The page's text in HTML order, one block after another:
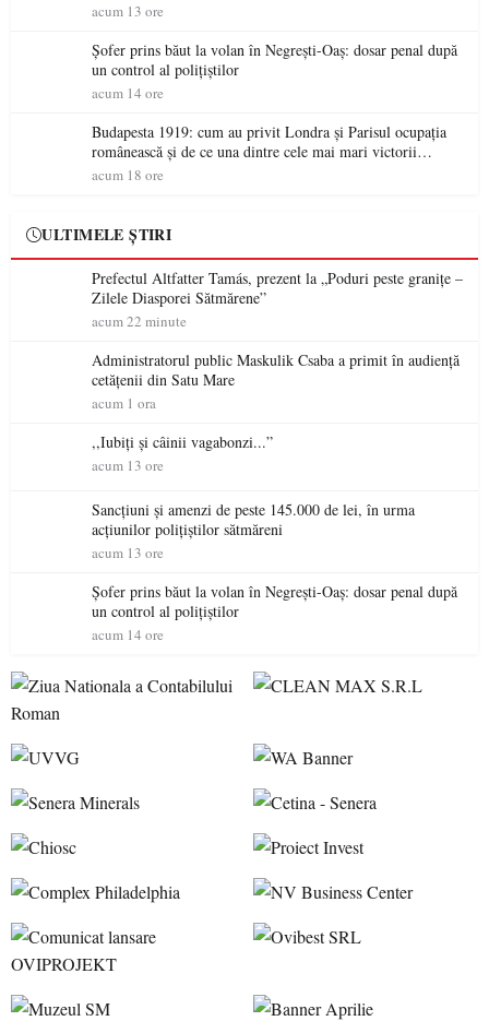
acum 13 ore
Șofer prins băut la volan în Negrești-Oaș: dosar penal după
un control al polițiștilor
acum 14 ore
Budapesta 1919: cum au privit Londra și Parisul ocupația
românească și de ce una dintre cele mai mari victorii
militare ale României a devenit o controversă diplomatică
acum 18 ore
ULTIMELE ȘTIRI
Prefectul Altfatter Tamás, prezent la „Poduri peste granițe –
Zilele Diasporei Sătmărene”
acum 22 minute
Administratorul public Maskulik Csaba a primit în audiență
cetățenii din Satu Mare
acum 1 ora
,,Iubiți și câinii vagabonzi...”
acum 13 ore
Sancțiuni și amenzi de peste 145.000 de lei, în urma
acțiunilor polițiștilor sătmăreni
acum 13 ore
Șofer prins băut la volan în Negrești-Oaș: dosar penal după
un control al polițiștilor
acum 14 ore